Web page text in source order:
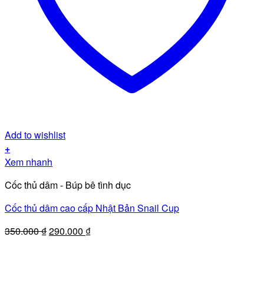
Add to wishlist
+
Xem nhanh
Cốc thủ dâm - Búp bê tình dục
Cốc thủ dâm cao cấp Nhật Bản Snail Cup
350.000₫Giá
290.000 ₫Giá